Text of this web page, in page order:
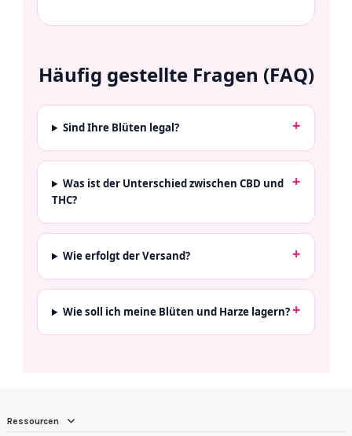
Häufig gestellte Fragen (FAQ)
Sind Ihre Blüten legal?
Was ist der Unterschied zwischen CBD und
THC?
Wie erfolgt der Versand?
Wie soll ich meine Blüten und Harze lagern?
Ressourcen